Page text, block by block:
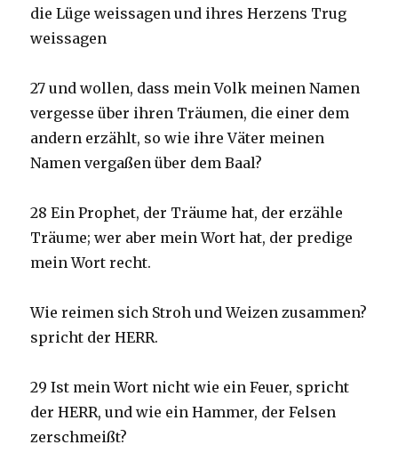
die Lüge weissagen und ihres Herzens Trug
weissagen
27 und wollen, dass mein Volk meinen Namen
vergesse über ihren Träumen, die einer dem
andern erzählt, so wie ihre Väter meinen
Namen vergaßen über dem Baal?
28 Ein Prophet, der Träume hat, der erzähle
Träume; wer aber mein Wort hat, der predige
mein Wort recht.
Wie reimen sich Stroh und Weizen zusammen?
spricht der HERR.
29 Ist mein Wort nicht wie ein Feuer, spricht
der HERR, und wie ein Hammer, der Felsen
zerschmeißt?